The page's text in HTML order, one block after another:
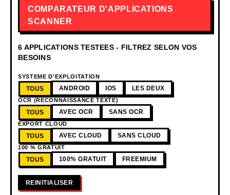
COMPARATEUR D'APPLICATIONS
SCANNER
6 APPLICATIONS TESTEES - FILTREZ SELON VOS
BESOINS
SYSTEME D'EXPLOITATION
TOUS ANDROID IOS LES DEUX
OCR (RECONNAISSANCE TEXTE)
TOUS AVEC OCR SANS OCR
EXPORT CLOUD
TOUS AVEC CLOUD SANS CLOUD
100 % GRATUIT
TOUS 100% GRATUIT FREEMIUM
REINITIALISER